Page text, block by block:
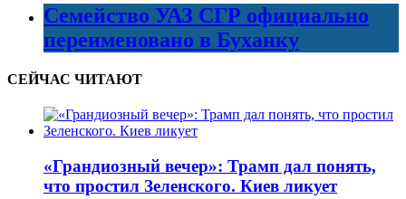
Семейство УАЗ СГР официально
переименовано в Буханку
СЕЙЧАС ЧИТАЮТ
«Грандиозный вечер»: Трамп дал понять,
что простил Зеленского. Киев ликует